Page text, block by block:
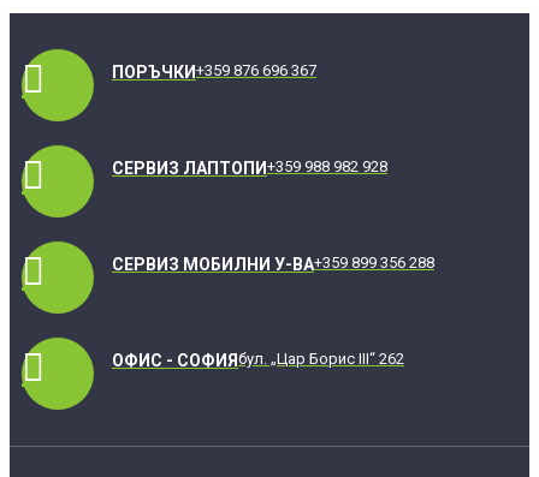
ПОРЪЧКИ +359 876 696 367
СЕРВИЗ ЛАПТОПИ +359 988 982 928
СЕРВИЗ МОБИЛНИ У-ВА+359 899 356 288
ОФИС - СОФИЯ бул. „Цар Борис III“ 262